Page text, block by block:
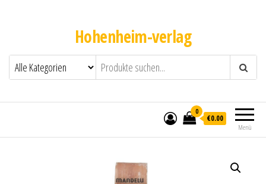
Hohenheim-verlag
Menü
0
€0.00